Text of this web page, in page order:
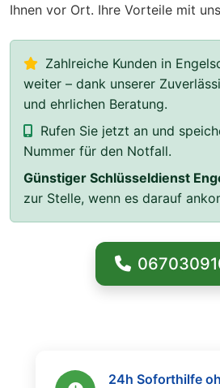
Ihnen vor Ort. Ihre Vorteile mit
Zahlreiche Kunden in
weiter – dank unserer
und ehrlichen Beratung.
Rufen Sie jetzt an und
Nummer für den Notfall.
Günstiger Schlüsseldienst
zur Stelle, wenn es darauf
24h Soforthilfe